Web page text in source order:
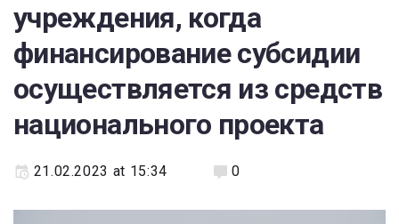
учреждения, когда
финансирование субсидии
осуществляется из средств
национального проекта
21.02.2023 at 15:34 0